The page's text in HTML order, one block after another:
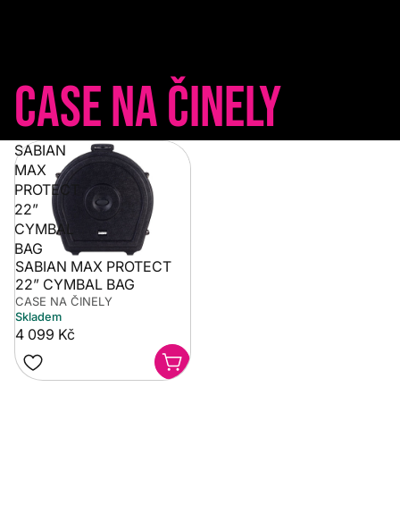
Case na činely
SABIAN
MAX
PROTECT
22”
CYMBAL
BAG
SABIAN MAX PROTECT
22” CYMBAL BAG
CASE NA ČINELY
Skladem
4 099 Kč